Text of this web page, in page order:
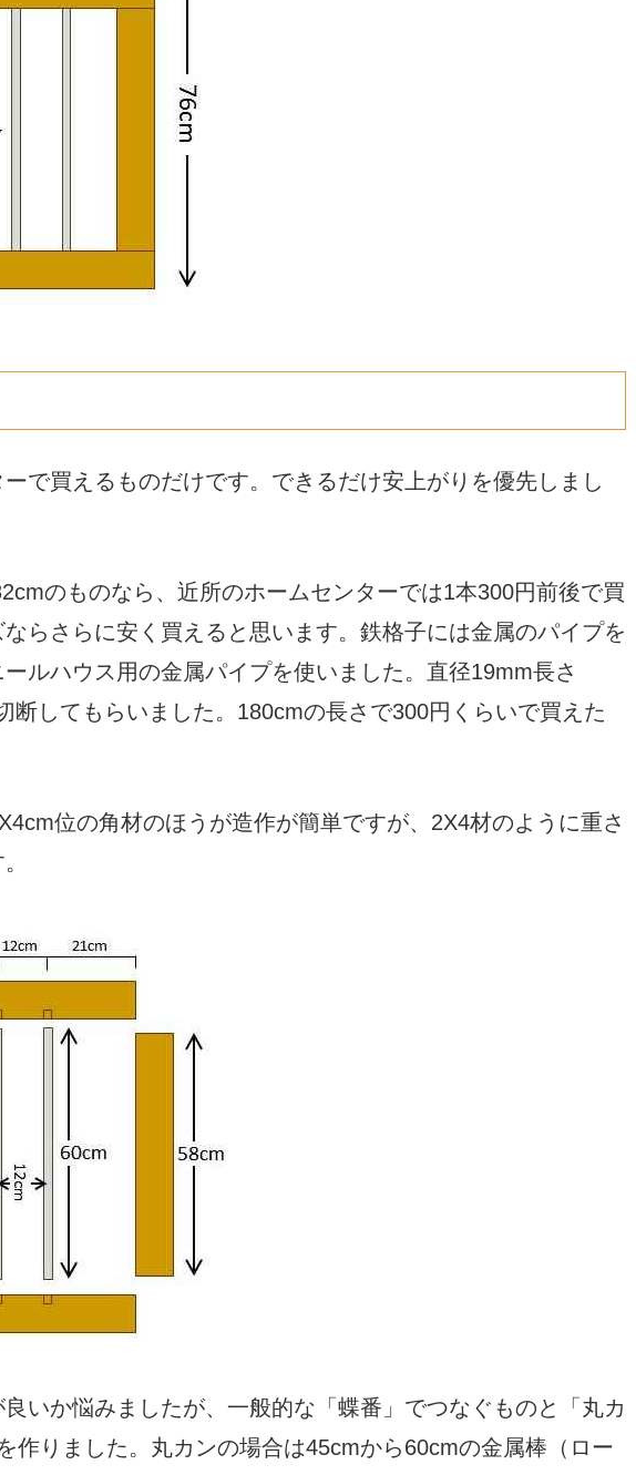
で買えるものだけです。できるだけ安上がりを優先しまし
のものなら、近所のホームセンターでは1本300円前後で買
らさらに安く買えると思います。鉄格子には金属のパイプを
ルハウス用の金属パイプを使いました。直径19mm長さ
断してもらいました。180cmの長さで300円くらいで買えた
位の角材のほうが造作が簡単ですが、2X4材のように重さ
いか悩みましたが、一般的な「蝶番」でつなぐものと「丸カ
作りました。丸カンの場合は45cmから60cmの金属棒（ロー